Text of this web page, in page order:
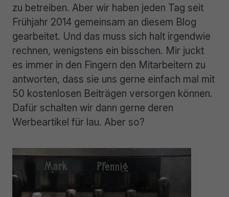
zu betreiben. Aber wir haben jeden Tag seit
Frühjahr 2014 gemeinsam an diesem Blog
gearbeitet. Und das muss sich halt irgendwie
rechnen, wenigstens ein bisschen. Mir juckt
es immer in den Fingern den Mitarbeitern zu
antworten, dass sie uns gerne einfach mal mit
50 kostenlosen Beiträgen versorgen können.
Dafür schalten wir dann gerne deren
Werbeartikel für lau. Aber so?